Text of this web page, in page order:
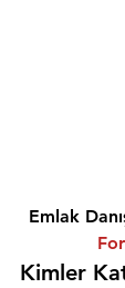
Emlak
Kimler